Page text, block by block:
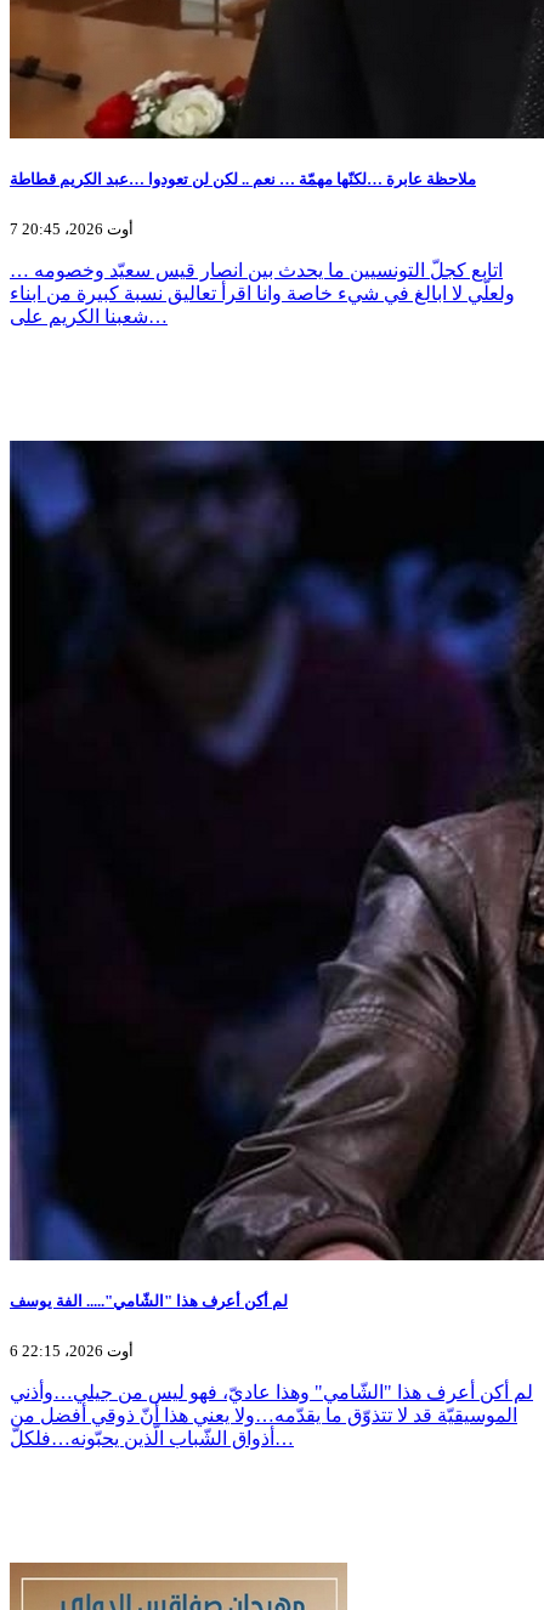
ملاحظة عابرة …لكنّها مهمّة … نعم .. لكن لن تعودوا …عبد الكريم قطاطة
7 أوت 2026، 20:45
اتابع كجلّ التونسيين ما يحدث بين انصار قيس سعيّد وخصومه …
ولعلّي لا ابالغ في شيء خاصة وانا اقرأ تعاليق نسبة كبيرة من ابناء
شعبنا الكريم على…
لم أكن أعرف هذا "الشّامي"..... الفة يوسف
6 أوت 2026، 22:15
لم أكن أعرف هذا "الشّامي" وهذا عاديّ، فهو ليس من جيلي…وأذني
الموسيقيّة قد لا تتذوّق ما يقدّمه…ولا يعني هذا أنّ ذوقي أفضل من
أذواق الشّباب الّذين يحبّونه…فلكلّ…